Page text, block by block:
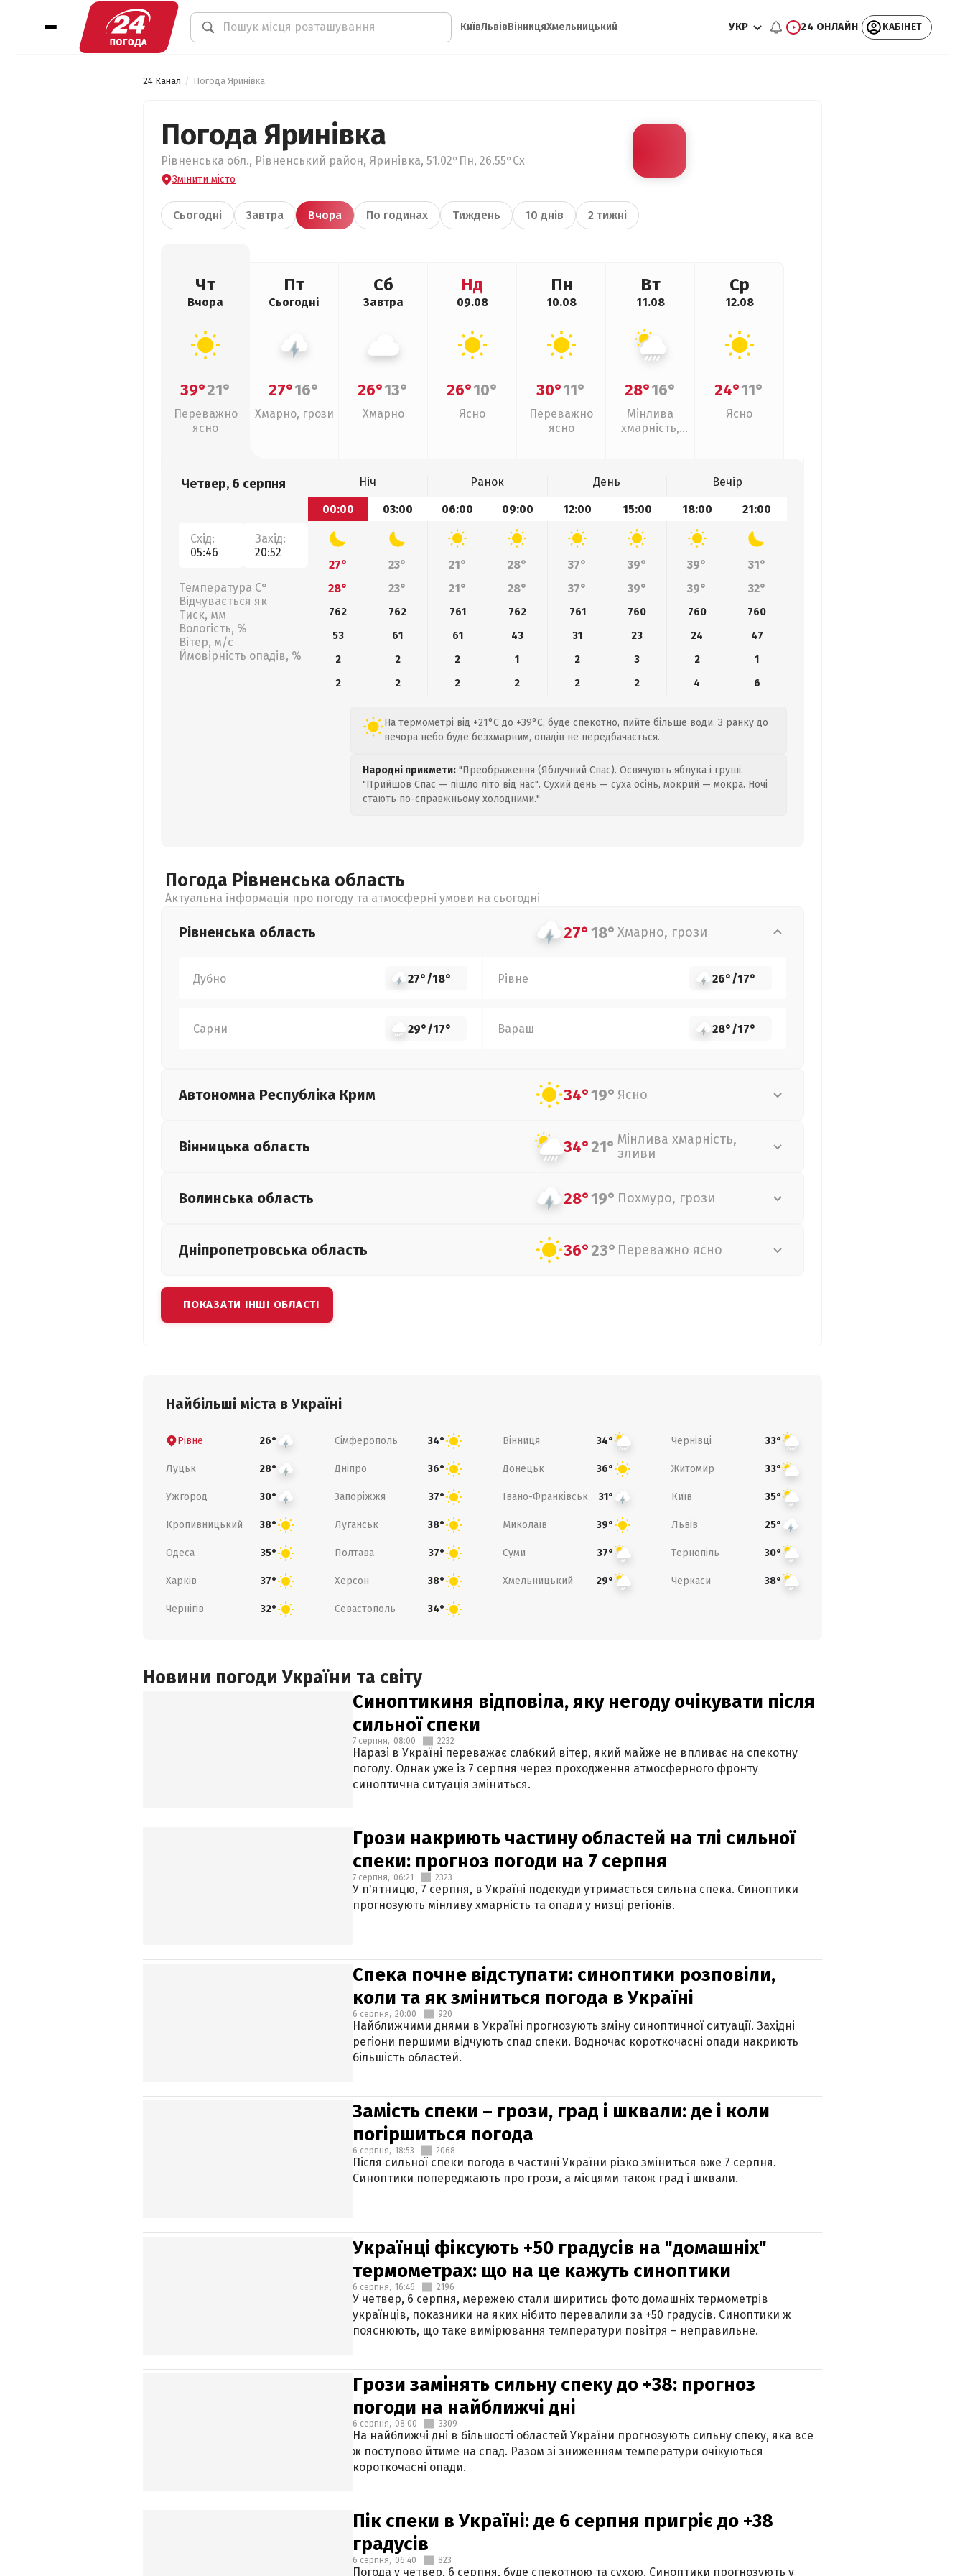
КиївЛьвівВінницяХмельницький УКР 24 ОНЛАЙН КАБІНЕТ
24 Канал Погода Яринівка
Погода Яринівка
Рівненська обл., Рівненський район, Яринівка, 51.02°Пн, 26.55°Сх
Змінити місто
Сьогодні Завтра Вчора По годинах Тиждень 10 днів 2 тижні
Чт
Вчора
39°21°
Переважно
ясно
Пт
Сьогодні
27°16°
Хмарно, грози
Сб
Завтра
26°13°
Хмарно
Нд
09.08
26°10°
Ясно
Пн
10.08
30°11°
Переважно
ясно
Вт
11.08
28°16°
Мінлива
хмарність,
Ср
12.08
24°11°
Ясно
Четвер, 6 серпня
Схід:
05:46
Захід:
20:52
Температура С°
Відчувається як
Тиск, мм
Вологість, %
Вітер, м/с
Ймовірність опадів, %
Ніч Ранок День
Вечір
00:00
03:00 06:00 09:00 12:00 15:00 18:00 21:00
27° 23° 21° 28° 37° 39° 39°
31°
28°
23° 21° 28° 37° 39° 39° 32°
762 762 761 762 761 760 760
760
53
61 61 43 31 23 24
47
2
2 2 1 2 3 2
1
2
2 2 2 2 2 4 6
На термометрі від +21°C до +39°C, буде спекотно, пийте більше води. З ранку до
вечора небо буде безхмарним, опадів не передбачається.
Народні прикмети: "Преображення (Яблучний Спас). Освячують яблука і груші.
"Прийшов Спас — пішло літо від нас". Сухий день — суха осінь, мокрий — мокра. Ночі
стають по-справжньому холодними."
Погода Рівненська область
Актуальна інформація про погоду та атмосферні умови на сьогодні
Рівненська область 27°18° Хмарно, грози
Дубно 27°/18° Рівне 26°/17°
Сарни 29°/17° Вараш 28°/17°
Автономна Республіка Крим 34°19° Ясно
Вінницька область 34°21° Мінлива хмарність,
зливи
Волинська область 28°19° Похмуро, грози
Дніпропетровська область 36°23° Переважно ясно
ПОКАЗАТИ ІНШІ ОБЛАСТІ
Найбільші міста в Україні
Рівне 26° Сімферополь 34° Вінниця 34° Чернівці 33°
Луцьк 28° Дніпро 36° Донецьк 36° Житомир 33°
Ужгород 30° Запоріжжя 37° Івано-Франківськ 31° Київ 35°
Кропивницький 38° Луганськ 38° Миколаїв 39° Львів 25°
Одеса 35° Полтава 37° Суми 37° Тернопіль 30°
Харків 37° Херсон 38° Хмельницький 29° Черкаси 38°
Чернігів 32° Севастополь 34°
Новини погоди України та світу
Синоптикиня відповіла, яку негоду очікувати після
сильної спеки
7 серпня, 08:00 2232
Наразі в Україні переважає слабкий вітер, який майже не впливає на спекотну
погоду. Однак уже із 7 серпня через проходження атмосферного фронту
синоптична ситуація зміниться.
Грози накриють частину областей на тлі сильної
спеки: прогноз погоди на 7 серпня
7 серпня, 06:21 2323
У п'ятницю, 7 серпня, в Україні подекуди утримається сильна спека. Синоптики
прогнозують мінливу хмарність та опади у низці регіонів.
Спека почне відступати: синоптики розповіли,
коли та як зміниться погода в Україні
6 серпня, 20:00 920
Найближчими днями в Україні прогнозують зміну синоптичної ситуації. Західні
регіони першими відчують спад спеки. Водночас короткочасні опади накриють
більшість областей.
Замість спеки – грози, град і шквали: де і коли
погіршиться погода
6 серпня, 18:53 2068
Після сильної спеки погода в частині України різко зміниться вже 7 серпня.
Синоптики попереджають про грози, а місцями також град і шквали.
Українці фіксують +50 градусів на "домашніх"
термометрах: що на це кажуть синоптики
6 серпня, 16:46 2196
У четвер, 6 серпня, мережею стали ширитись фото домашніх термометрів
українців, показники на яких нібито перевалили за +50 градусів. Синоптики ж
пояснюють, що таке вимірювання температури повітря – неправильне.
Грози замінять сильну спеку до +38: прогноз
погоди на найближчі дні
6 серпня, 08:00 3309
На найближчі дні в більшості областей України прогнозують сильну спеку, яка все
ж поступово йтиме на спад. Разом зі зниженням температури очікуються
короткочасні опади.
Пік спеки в Україні: де 6 серпня пригріє до +38
градусів
6 серпня, 06:40 823
Погода у четвер, 6 серпня, буде спекотною та сухою. Синоптики прогнозують у